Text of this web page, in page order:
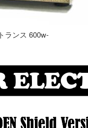
ランス 600w-